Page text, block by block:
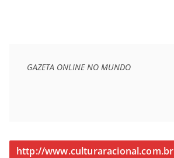
GAZETA ONLINE NO MUNDO
http://www.culturaracional.com.br